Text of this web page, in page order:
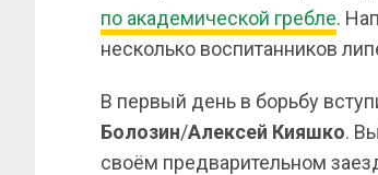
по академической гребле.
несколько воспитанников
В первый день в борьбу
Болозин/Алексей Кияшко.
своём предварительном